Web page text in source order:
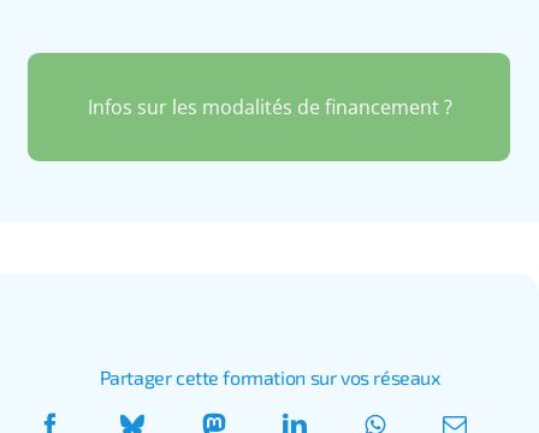
Infos sur les modalités de financement ?
Partager cette formation sur vos réseaux